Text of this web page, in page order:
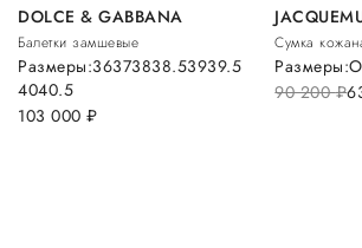
DOLCE & GABBANA
Балетки замшевые
103 000 руб.
Размеры:36373838.53939.5
4040.5
Сумка
90 200руб.
Размеры: